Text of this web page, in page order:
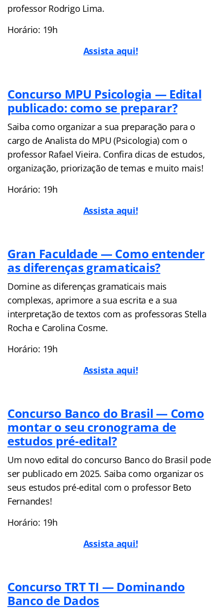
professor Rodrigo Lima.
Horário: 19h
Assista aqui!
Concurso MPU Psicologia — Edital
publicado: como se preparar?
Saiba como organizar a sua preparação para o
cargo de Analista do MPU (Psicologia) com o
professor Rafael Vieira. Confira dicas de estudos,
organização, priorização de temas e muito mais!
Horário: 19h
Assista aqui!
Gran Faculdade — Como entender
as diferenças gramaticais?
Domine as diferenças gramaticais mais
complexas, aprimore a sua escrita e a sua
interpretação de textos com as professoras Stella
Rocha e Carolina Cosme.
Horário: 19h
Assista aqui!
Concurso Banco do Brasil — Como
montar o seu cronograma de
estudos pré-edital?
Um novo edital do concurso Banco do Brasil pode
ser publicado em 2025. Saiba como organizar os
seus estudos pré-edital com o professor Beto
Fernandes!
Horário: 19h
Assista aqui!
Concurso TRT TI — Dominando
Banco de Dados